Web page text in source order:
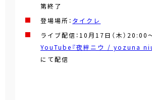
第終了
登場場所： タイクレ
ライブ配信：10月17日（木）20:00
YouTube『夜絆ニウ / yozuna niu
にて配信